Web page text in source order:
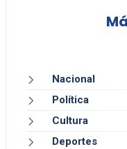
Nacional
Política
Cultura
Deportes